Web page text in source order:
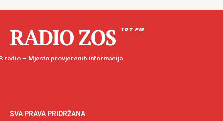
RADIO ZOS 107 FM
radio – Mjesto provjerenih informacija
SVA PRAVA PRIDRŽANA